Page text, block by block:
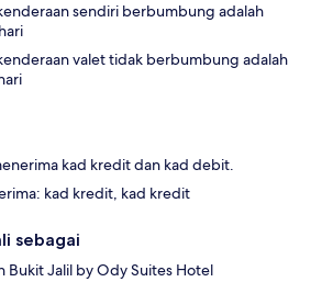
sendiri berbumbung adalah
valet tidak berbumbung adalah
kad kredit dan kad debit.
kad kredit, kad kredit
sebagai
Bukit Jalil by Ody Suites Hotel